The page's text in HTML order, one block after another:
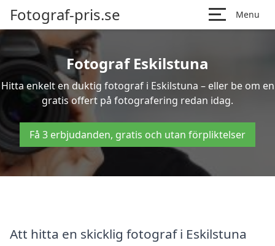
Fotograf-pris.se Menu
Fotograf Eskilstuna
Hitta enkelt en duktig fotograf i Eskilstuna – eller be om en
gratis offert på fotografering redan idag.
Få 3 erbjudanden, gratis och utan förpliktelser
Att hitta en skicklig fotograf i Eskilstuna